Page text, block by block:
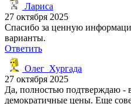
Лариса
27 октября 2025
Спасибо за ценную
варианты.
Ответить
Олег_Хургада
27 октября 2025
Да, полностью подтверждаю -
демократичные цены. Еще